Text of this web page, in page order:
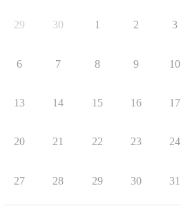
29 30 1 2 3
6 7 8 9 10
13 14 15 16 17
20 21 22 23 24
27 28 29 30 31